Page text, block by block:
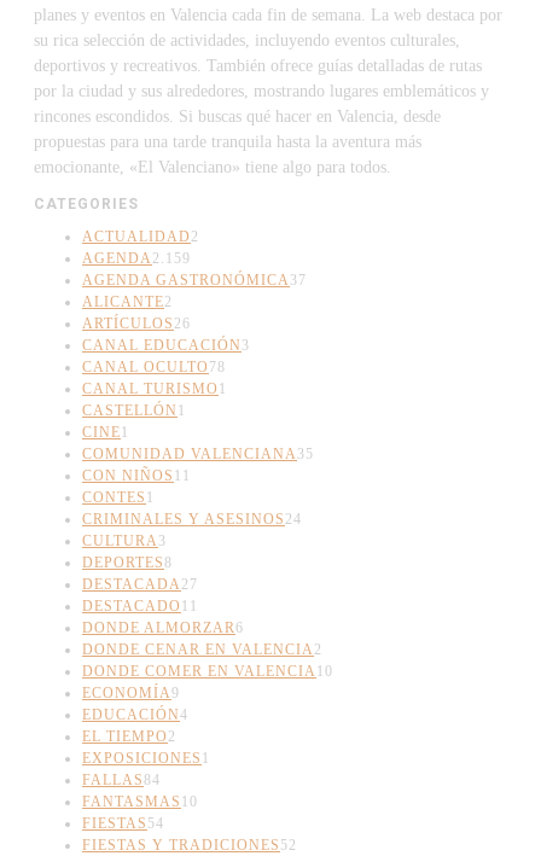
planes y eventos en Valencia cada fin de semana. La web destaca por
su rica selección de actividades, incluyendo eventos culturales,
deportivos y recreativos. También ofrece guías detalladas de rutas
por la ciudad y sus alrededores, mostrando lugares emblemáticos y
rincones escondidos. Si buscas qué hacer en Valencia, desde
propuestas para una tarde tranquila hasta la aventura más
emocionante, «El Valenciano» tiene algo para todos.
CATEGORIES
ACTUALIDAD 2
AGENDA2.159
AGENDA GASTRONÓMICA37
ALICANTE2
ARTÍCULOS 26
CANAL EDUCACIÓN 3
CANAL OCULTO 78
CANAL TURISMO 1
CASTELLÓN 1
CINE1
COMUNIDAD VALENCIANA35
CON NIÑOS 11
CONTES 1
CRIMINALES Y ASESINOS 24
CULTURA3
DEPORTES8
DESTACADA27
DESTACADO 11
DONDE ALMORZAR6
DONDE CENAR EN VALENCIA2
DONDE COMER EN VALENCIA10
ECONOMÍA9
EDUCACIÓN4
EL TIEMPO 2
EXPOSICIONES 1
FALLAS84
FANTASMAS 10
FIESTAS 54
FIESTAS Y TRADICIONES 52